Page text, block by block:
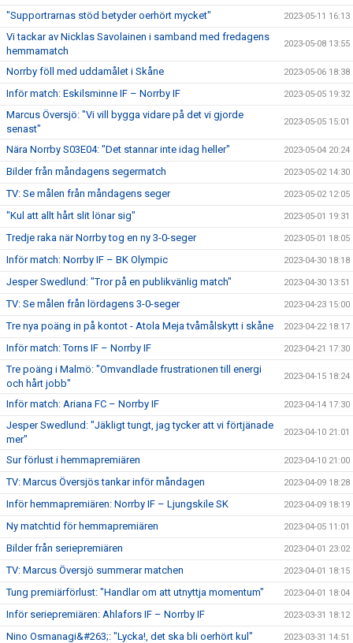
"Supportrarnas stöd betyder oerhört mycket" 2023-05-11 16:13
Vi tackar av Nicklas Savolainen i samband med fredagens
hemmamatch
2023-05-08 13:55
Norrby föll med uddamålet i Skåne 2023-05-06 18:38
Inför match: Eskilsminne IF – Norrby IF 2023-05-05 19:32
Marcus Översjö: "Vi vill bygga vidare på det vi gjorde
senast"
2023-05-05 15:01
Nära Norrby S03E04: "Det stannar inte idag heller" 2023-05-04 20:24
Bilder från måndagens segermatch 2023-05-02 14:30
TV: Se målen från måndagens seger 2023-05-02 12:05
"Kul att allt hårt slit lönar sig" 2023-05-01 19:31
Tredje raka när Norrby tog en ny 3-0-seger 2023-05-01 18:05
Inför match: Norrby IF – BK Olympic 2023-04-30 18:18
Jesper Swedlund: "Tror på en publikvänlig match" 2023-04-30 13:51
TV: Se målen från lördagens 3-0-seger 2023-04-23 15:00
Tre nya poäng in på kontot - Atola Meja tvåmålskytt i skåne 2023-04-22 18:17
Inför match: Torns IF – Norrby IF 2023-04-21 17:30
Tre poäng i Malmö: "Omvandlade frustrationen till energi
och hårt jobb"
2023-04-15 18:24
Inför match: Ariana FC – Norrby IF 2023-04-14 17:30
Jesper Swedlund: "Jäkligt tungt, jag tycker att vi förtjänade
mer"
2023-04-10 21:01
Sur förlust i hemmapremiären 2023-04-10 21:00
TV: Marcus Översjös tankar inför måndagen 2023-04-09 18:28
Inför hemmapremiären: Norrby IF – Ljungskile SK 2023-04-09 18:19
Ny matchtid för hemmapremiären 2023-04-05 11:01
Bilder från seriepremiären 2023-04-01 23:02
TV: Marcus Översjö summerar matchen 2023-04-01 18:15
Tung premiärförlust: "Handlar om att utnyttja momentum" 2023-04-01 18:04
Inför seriepremiären: Ahlafors IF – Norrby IF 2023-03-31 18:12
Nino Osmanagi&#263;: "Lycka!, det ska bli oerhört kul" 2023-03-31 14:51